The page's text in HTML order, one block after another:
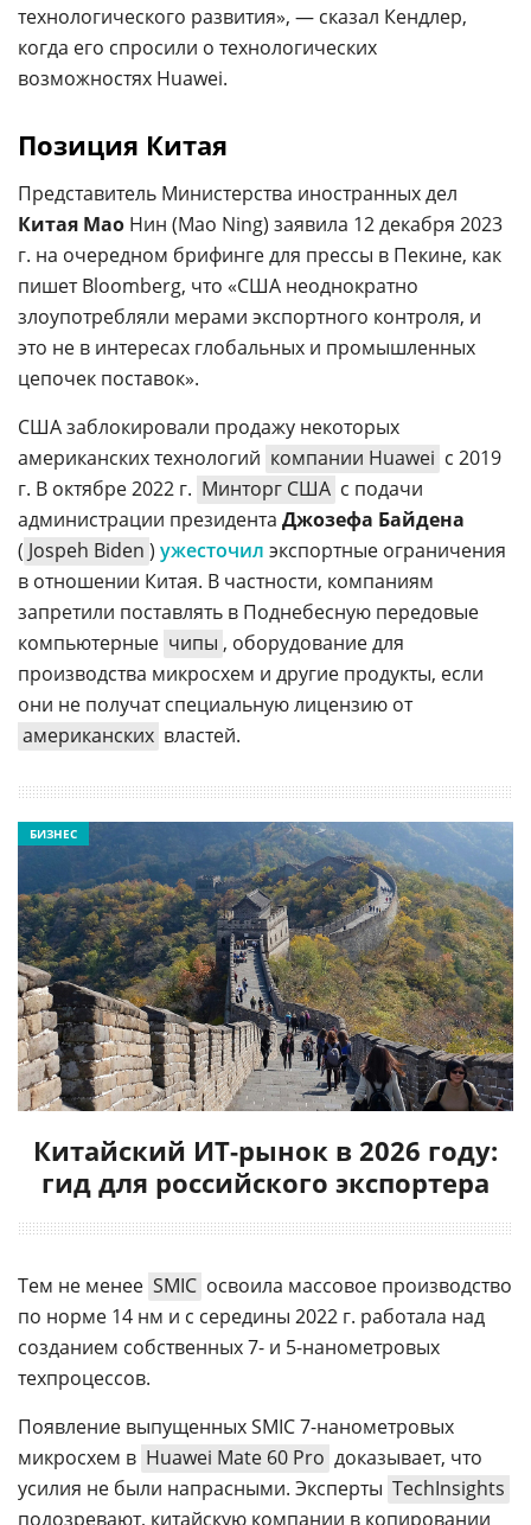
технологического развития», — сказал Кендлер,
когда его спросили о технологических
возможностях Huawei.
Позиция Китая
Представитель Министерства иностранных дел
Китая Мао Нин (Mao Ning) заявила 12 декабря 2023
г. на очередном брифинге для прессы в Пекине, как
пишет Bloomberg, что «США неоднократно
злоупотребляли мерами экспортного контроля, и
это не в интересах глобальных и промышленных
цепочек поставок».
США заблокировали продажу некоторых
американских технологий компании Huawei с 2019
г. В октябре 2022 г. Минторг США с подачи
администрации президента Джозефа Байдена
( Jospeh Biden ) ужесточил экспортные ограничения
в отношении Китая. В частности, компаниям
запретили поставлять в Поднебесную передовые
компьютерные чипы , оборудование для
производства микросхем и другие продукты, если
они не получат специальную лицензию от
американских властей.
Китайский ИТ-рынок в 2026 году:
гид для российского экспортера
БИЗНЕС
Тем не менее SMIC освоила массовое производство
по норме 14 нм и с середины 2022 г. работала над
созданием собственных 7- и 5-нанометровых
техпроцессов.
Появление выпущенных SMIC 7-нанометровых
микросхем в Huawei Mate 60 Pro доказывает, что
усилия не были напрасными. Эксперты TechInsights
подозревают, китайскую компании в копировании